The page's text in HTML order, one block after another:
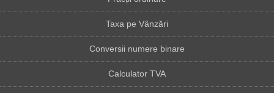
Taxa pe Vânzări
Conversii numere binare
Calculator TVA